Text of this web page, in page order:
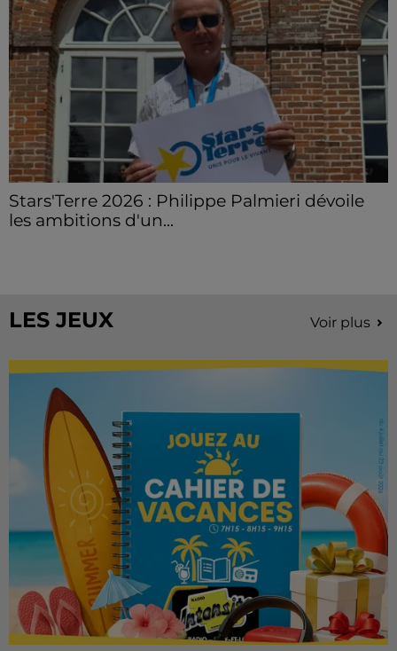
Stars'Terre 2026 : Philippe Palmieri dévoile
les ambitions d'un...
LES JEUX Voir plus